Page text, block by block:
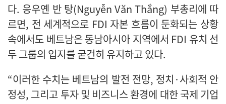
다. 응우옌 반 탕(Nguyễn Văn Thắng) 부총리에 따
르면, 전 세계적으로 FDI 자본 흐름이 둔화되는 상황
속에서도 베트남은 동남아시아 지역에서 FDI 유치 선
두 그룹의 입지를 굳건히 유지하고 있다.
“이러한 수치는 베트남의 발전 전망, 정치·사회적 안
정성, 그리고 투자 및 비즈니스 환경에 대한 국제 기업